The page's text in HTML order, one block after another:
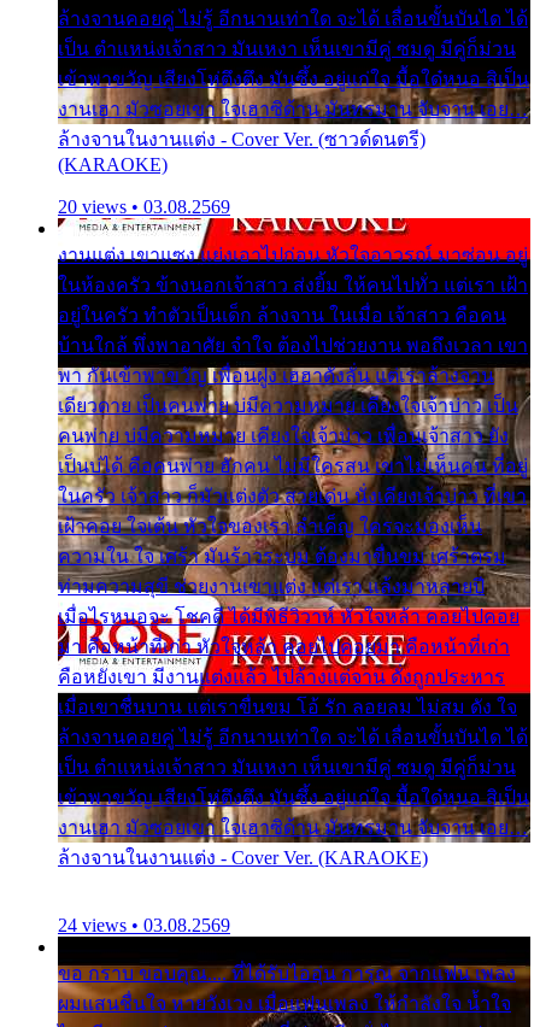
ล้างจานคอยคู่ ไม่รู้ อีกนานเท่าใด จะได้ เลื่อนขั้นบันได ได้
เป็น ตำแหน่งเจ้าสาว มันเหงา เห็นเขามีคู่ ซมดู มีคู่ก็ม่วน
เข้าพาขวัญ เสียงโห่ตึงตึง มันซึ้ง อยู่แก่ใจ มื้อใด๋หนอ สิเป็น
งานเฮา มัวซอยเขา ใจเฮาซิด้าน มันทรมาน จับจาน เอย…
ล้างจานในงานแต่ง - Cover Ver. (ซาวด์ดนตรี)
(KARAOKE)
20 views • 03.08.2569
งานแต่ง เขาแซง แย่งเอาไปก่อน หัวใจอาวรณ์ มาซ่อน อยู่
ในห้องครัว ข้างนอกเจ้าสาว ส่งยิ้ม ให้คนไปทั่ว แต่เรา เฝ้า
อยู่ในครัว ทำตัวเป็นเด็ก ล้างจาน ในเมื่อ เจ้าสาว คือคน
บ้านใกล้ พึ่งพาอาศัย จำใจ ต้องไปช่วยงาน พอถึงเวลา เขา
พา กันเข้าพาขวัญ เพื่อนฝูง เฮฮาดังลั่น แต่เราล้างจาน
เดียวดาย เป็นคนพ่าย บ่มีความหมาย เคียงใจเจ้าบ่าว เป็น
คนพ่าย บ่มีความหมาย เคียงใจเจ้าบ่าว เพื่อนเจ้าสาว ยัง
เป็นบ่ได้ คือคนพ่าย ฮักคน ไม่มีใครสน เขาไม่เห็นคน ที่อยู่
ในครัว เจ้าสาว ก็มัวแต่งตัว สวยเด่น นั่งเคียงเจ้าบ่าว ที่เขา
เฝ้าคอย ใจเต้น หัวใจของเรา ลำเค็ญ ใครจะมองเห็น
ความใน ใจ เศร้า มันร้าวระบม ต้องมาขื่นขม เศร้าตรม
ท่ามความสุขี ช่วยงานเขาแต่ง แต่เรา แล้งมาหลายปี
เมื่อไรหนอจะ โชคดี ได้มีพิธีวิวาห์ หัวใจหล้า คอยไปคอย
มา คือหน้าที่เก่า หัวใจหล้า คอยไปคอยมา คือหน้าที่เก่า
คือหยังเขา มีงานแต่งแล้ว ไปล้างแต่จาน ดั่งถูกประหาร
เมื่อเขาชื่นบาน แต่เราขื่นขม โอ้ รัก ลอยลม ไม่สม ดัง ใจ
ล้างจานคอยคู่ ไม่รู้ อีกนานเท่าใด จะได้ เลื่อนขั้นบันได ได้
เป็น ตำแหน่งเจ้าสาว มันเหงา เห็นเขามีคู่ ซมดู มีคู่ก็ม่วน
เข้าพาขวัญ เสียงโห่ตึงตึง มันซึ้ง อยู่แก่ใจ มื้อใด๋หนอ สิเป็น
งานเฮา มัวซอยเขา ใจเฮาซิด้าน มันทรมาน จับจาน เอย…
ล้างจานในงานแต่ง - Cover Ver. (KARAOKE)
24 views • 03.08.2569
ขอ กราบ ขอบคุณ.... ที่ได้รับไออุ่น การุณ จากแฟน เพลง
ผมแสนชื่นใจ หายวังเวง เมื่อแฟนเพลง ให้กำลังใจ น้ำใจ